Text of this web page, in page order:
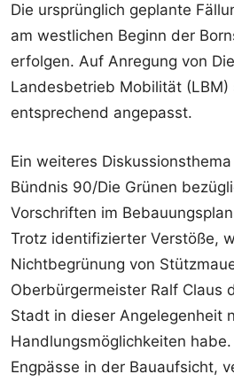
Die ursprünglich geplante
am westlichen Beginn der
erfolgen. Auf Anregung von
Landesbetrieb Mobilität (LBM)
entsprechend angepasst.
Ein weiteres
Bündnis 90/Die Grünen
Vorschriften im
Trotz identifizierter Verstöße,
Nichtbegrünung von
Oberbürgermeister Ralf Claus
Stadt in dieser Angelegenheit
Handlungsmöglichkeiten
Engpässe in der Bauaufsicht,